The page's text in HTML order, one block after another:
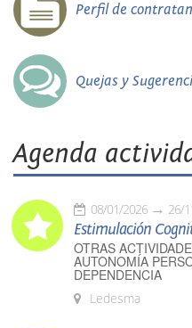
Perfil de
Quejas y
Agenda
08/01/2026 26/
Estimulación
OTRAS
AUTONOMÍA
DEPENDENCIA
Ledesma